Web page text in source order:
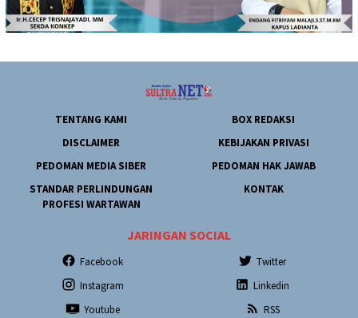
TENTANG KAMI
BOX REDAKSI
DISCLAIMER
KEBIJAKAN PRIVASI
PEDOMAN MEDIA SIBER
PEDOMAN HAK JAWAB
STANDAR PERLINDUNGAN
PROFESI WARTAWAN
KONTAK
JARINGAN SOCIAL
Facebook
Twitter
Instagram
Linkedin
Youtube
RSS